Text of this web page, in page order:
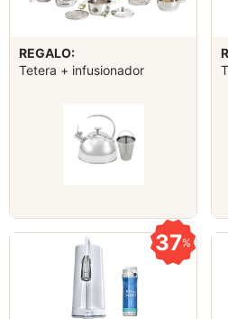
REGALO:
Tetera + infusionador
37%